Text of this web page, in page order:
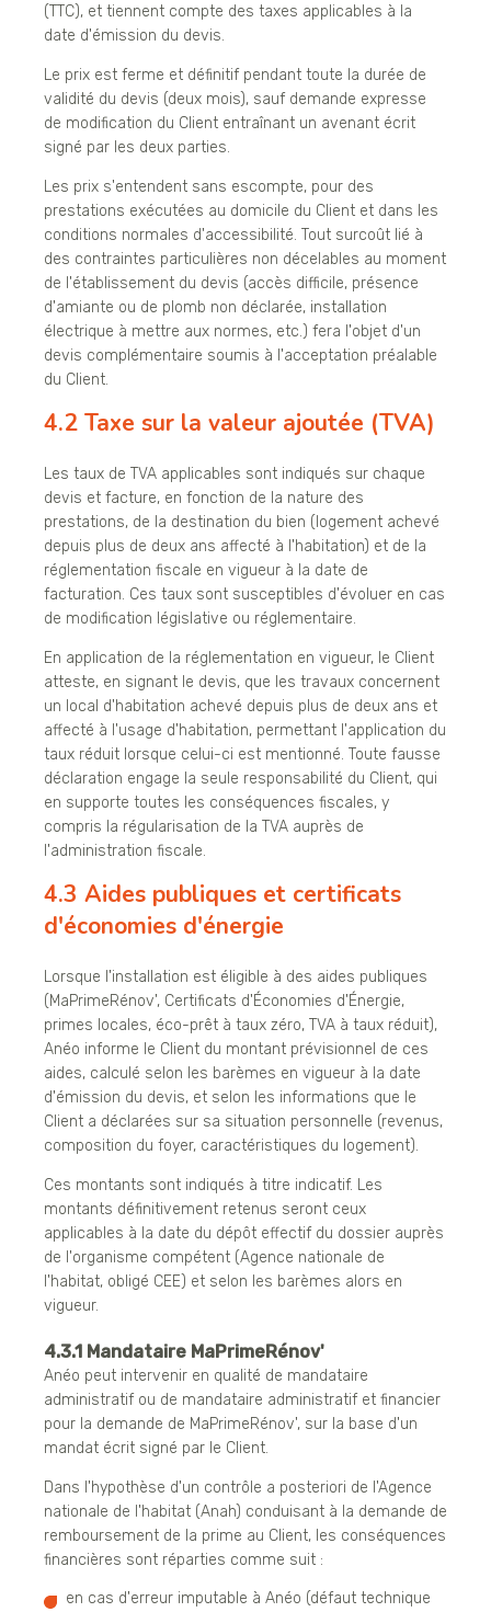
(TTC), et tiennent compte des taxes applicables à la
date d'émission du devis.
Le prix est ferme et définitif pendant toute la durée de
validité du devis (deux mois), sauf demande expresse
de modification du Client entraînant un avenant écrit
signé par les deux parties.
Les prix s'entendent sans escompte, pour des
prestations exécutées au domicile du Client et dans les
conditions normales d'accessibilité. Tout surcoût lié à
des contraintes particulières non décelables au moment
de l'établissement du devis (accès difficile, présence
d'amiante ou de plomb non déclarée, installation
électrique à mettre aux normes, etc.) fera l'objet d'un
devis complémentaire soumis à l'acceptation préalable
du Client.
4.2 Taxe sur la valeur ajoutée (TVA)
Les taux de TVA applicables sont indiqués sur chaque
devis et facture, en fonction de la nature des
prestations, de la destination du bien (logement achevé
depuis plus de deux ans affecté à l'habitation) et de la
réglementation fiscale en vigueur à la date de
facturation. Ces taux sont susceptibles d'évoluer en cas
de modification législative ou réglementaire.
En application de la réglementation en vigueur, le Client
atteste, en signant le devis, que les travaux concernent
un local d'habitation achevé depuis plus de deux ans et
affecté à l'usage d'habitation, permettant l'application du
taux réduit lorsque celui-ci est mentionné. Toute fausse
déclaration engage la seule responsabilité du Client, qui
en supporte toutes les conséquences fiscales, y
compris la régularisation de la TVA auprès de
l'administration fiscale.
4.3 Aides publiques et certificats
d'économies d'énergie
Lorsque l'installation est éligible à des aides publiques
(MaPrimeRénov', Certificats d'Économies d'Énergie,
primes locales, éco-prêt à taux zéro, TVA à taux réduit),
Anéo informe le Client du montant prévisionnel de ces
aides, calculé selon les barèmes en vigueur à la date
d'émission du devis, et selon les informations que le
Client a déclarées sur sa situation personnelle (revenus,
composition du foyer, caractéristiques du logement).
Ces montants sont indiqués à titre indicatif. Les
montants définitivement retenus seront ceux
applicables à la date du dépôt effectif du dossier auprès
de l'organisme compétent (Agence nationale de
l'habitat, obligé CEE) et selon les barèmes alors en
vigueur.
4.3.1 Mandataire MaPrimeRénov'
Anéo peut intervenir en qualité de mandataire
administratif ou de mandataire administratif et financier
pour la demande de MaPrimeRénov', sur la base d'un
mandat écrit signé par le Client.
Dans l'hypothèse d'un contrôle a posteriori de l'Agence
nationale de l'habitat (Anah) conduisant à la demande de
remboursement de la prime au Client, les conséquences
financières sont réparties comme suit :
en cas d'erreur imputable à Anéo (défaut technique